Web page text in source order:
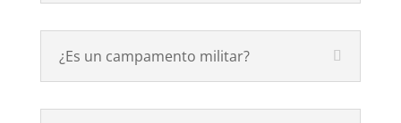
¿Es un campamento militar?